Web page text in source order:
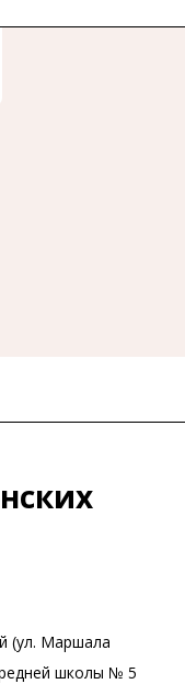
(ул. Маршала
школы № 5